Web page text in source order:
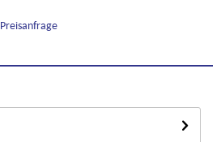
Preisanfrage